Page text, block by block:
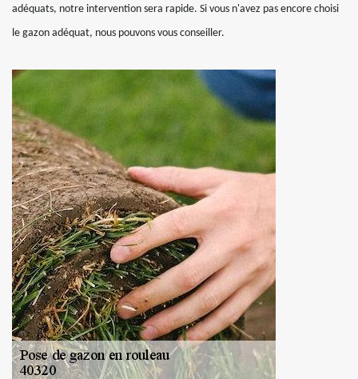
adéquats, notre intervention sera rapide. Si vous n'avez pas encore choisi
le gazon adéquat, nous pouvons vous conseiller.